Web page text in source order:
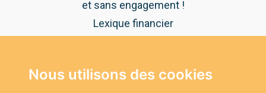
Nous utilisons des cookies
et sans engagement !
Lexique financier
NOUS CONTACTER